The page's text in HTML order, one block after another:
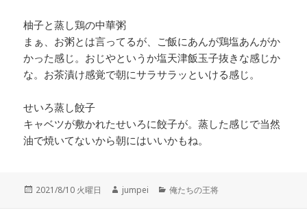
柚子と蒸し鶏の中華粥
まぁ、お粥とは言ってるが、ご飯にあんが鶏塩あんがか
かった感じ。おじやというか塩天津飯玉子抜きな感じか
な。お茶漬け感覚で朝にサラサラッといける感じ。
せいろ蒸し餃子
キャベツが敷かれたせいろに餃子が。蒸した感じで当然
油で焼いてないから朝にはいいかもね。
投
2021/8/10 火曜日
作
jumpei
カ
俺たちの王将